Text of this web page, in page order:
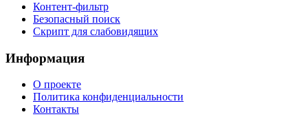
Контент-фильтр
Безопасный поиск
Скрипт для слабовидящих
Информация
О проекте
Политика конфиденциальности
Контакты